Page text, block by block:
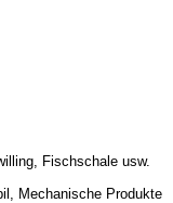
Fischschale usw.
Mechanische Produkte